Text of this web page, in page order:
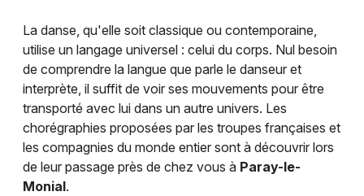
La danse, qu'elle soit classique ou contemporaine,
utilise un langage universel : celui du corps. Nul besoin
de comprendre la langue que parle le danseur et
interprète, il suffit de voir ses mouvements pour être
transporté avec lui dans un autre univers. Les
chorégraphies proposées par les troupes françaises et
les compagnies du monde entier sont à découvrir lors
de leur passage près de chez vous à Paray-le-
Monial.